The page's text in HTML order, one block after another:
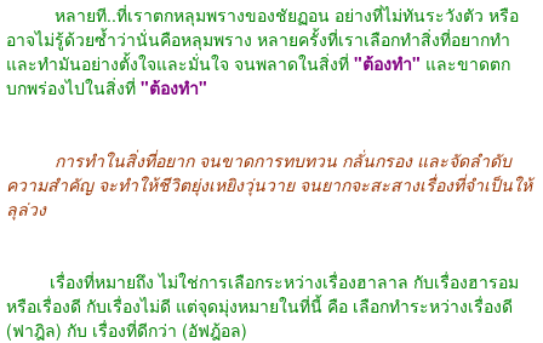
หลายที..ที่เราตกหลุมพรางของชัยฏอน อย่างที่ไม่ทันระวังตัว หรือ
อาจไม่รู้ด้วยซ้ำว่านั่นคือหลุมพราง หลายครั้งที่เราเลือกทำสิ่งที่อยากทำ
และทำมันอย่างตั้งใจและมั่นใจ จนพลาดในสิ่งที่ "ต้องทำ" และขาดตก
บกพร่องไปในสิ่งที่ "ต้องทำ"
การทำในสิ่งที่อยาก จนขาดการทบทวน กลั่นกรอง และจัดลำดับ
ความสำคัญ จะทำให้ชีวิตยุ่งเหยิงวุ่นวาย จนยากจะสะสางเรื่องที่จำเป็นให้
ลุล่วง
เรื่องที่หมายถึง ไม่ใช่การเลือกระหว่างเรื่องฮาลาล กับเรื่องฮารอม
หรือเรื่องดี กับเรื่องไม่ดี แต่จุดมุ่งหมายในที่นี้ คือ เลือกทำระหว่างเรื่องดี
(ฟาฎิล) กับ เรื่องที่ดีกว่า (อัฟฎ้อล)